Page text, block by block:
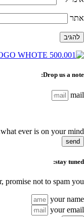
אתר
Drop us a note:
mail
what ever is on your mind...
send
stay tuned:
not to spam you :)
your name
your email